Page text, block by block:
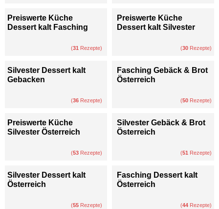
Preiswerte Küche
Dessert kalt Fasching
(31 Rezepte)
Preiswerte Küche
Dessert kalt Silvester
(30 Rezepte)
Silvester Dessert kalt
Gebacken
(36 Rezepte)
Fasching Gebäck & Brot
Österreich
(50 Rezepte)
Preiswerte Küche
Silvester Österreich
(53 Rezepte)
Silvester Gebäck & Brot
Österreich
(51 Rezepte)
Silvester Dessert kalt
Österreich
(55 Rezepte)
Fasching Dessert kalt
Österreich
(44 Rezepte)